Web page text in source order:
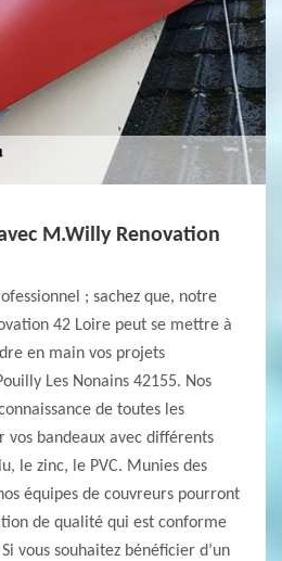
M.Willy Renovation
; sachez que, notre
42 Loire peut se mettre à
en main vos projets
Les Nonains 42155. Nos
de toutes les
vos bandeaux avec différents
le zinc, le PVC. Munies des
équipes de couvreurs pourront
de qualité qui est conforme
vous souhaitez bénéficier d’un